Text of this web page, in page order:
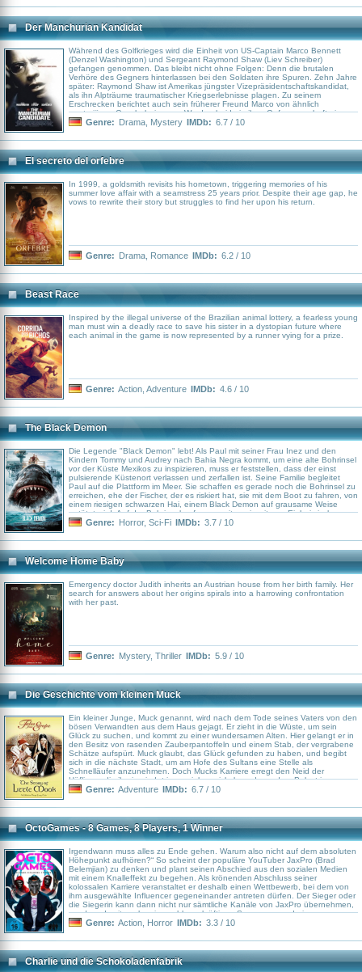
Der Manchurian Kandidat
Während des Golfkrieges wird die Einheit von US-Captain Marco Bennett
(Denzel Washington) und Sergeant Raymond Shaw (Liev Schreiber)
gefangen genommen. Das bleibt nicht ohne Folgen: Denn die brutalen
Verhöre des Gegners hinterlassen bei den Soldaten ihre Spuren. Zehn Jahre
später: Raymond Shaw ist Amerikas jüngster Vizepräsidentschaftskandidat,
als ihn Alpträume traumatischer Kriegserlebnisse plagen. Zu seinem
Erschrecken berichtet auch sein früherer Freund Marco von ähnlich
mysteriösen Geschehnissen… Wurden beide in ihrer Gefangenschaft einer
Gehirnwäsche unterzogen und ist auch Raymonds herrschsüchtige Mutter
Regierung in ihrem Land richtet?
Genre: Drama Mystery IMDb: 6.7 / 10
El secreto del orfebre
In 1999, a goldsmith revisits his hometown, triggering memories of his
summer love affair with a seamstress 25 years prior. Despite their age gap, he
vows to rewrite their story but struggles to find her upon his return.
Genre: Drama Romance IMDb: 6.2 / 10
Beast Race
Inspired by the illegal universe of the Brazilian animal lottery, a fearless young
man must win a deadly race to save his sister in a dystopian future where
each animal in the game is now represented by a runner vying for a prize.
Genre: Action Adventure IMDb: 4.6 / 10
The Black Demon
Die Legende "Black Demon" lebt! Als Paul mit seiner Frau Inez und den
Kindern Tommy und Audrey nach Bahia Negra kommt, um eine alte Bohrinsel
vor der Küste Mexikos zu inspizieren, muss er feststellen, dass der einst
pulsierende Küstenort verlassen und zerfallen ist. Seine Familie begleitet
Paul auf die Plattform im Meer. Sie schaffen es gerade noch die Bohrinsel zu
erreichen, ehe der Fischer, der es riskiert hat, sie mit dem Boot zu fahren, von
einem riesigen schwarzen Hai, einem Black Demon auf grausame Weise
getötet wird. Auf der Bohrinsel gefangen mit zwei weiteren Einheimischen,
beginnt für alle Beteiligten ein brutaler Kampf auf Leben und Tod…
Genre: Horror, Sci-Fi IMDb: 3.7 / 10
Welcome Home Baby
Emergency doctor Judith inherits an Austrian house from her birth family. Her
search for answers about her origins spirals into a harrowing confrontation
with her past.
Genre: Mystery, Thriller IMDb: 5.9 / 10
Die Geschichte vom kleinen Muck
Ein kleiner Junge, Muck genannt, wird nach dem Tode seines Vaters von den
bösen Verwandten aus dem Haus gejagt. Er zieht in die Wüste, um sein
Glück zu suchen, und kommt zu einer wundersamen Alten. Hier gelangt er in
den Besitz von rasenden Zauberpantoffeln und einem Stab, der vergrabene
Schätze aufspürt. Muck glaubt, das Glück gefunden zu haben, und begibt
sich in die nächste Stadt, um am Hofe des Sultans eine Stelle als
Schnelläufer anzunehmen. Doch Mucks Karriere erregt den Neid der
Höflinge, die ihn in ein Intrigenspiel verwickeln und aus dem Palast jagen.
Unterwegs entdeckt er das Geheimnis zweier ungewöhnlicher Feigenbäume,
ihnen Eselsohren an den Kopf zaubert. Er fordert seine gestohlenen
Pantoffeln und das Stöckchen zurück und wandert wieder in die Wüste
hinaus. Nicht Reichtum bedeutet Glück, sondern Freundschaft und
Hilfsbereitschaft.\"
Genre: Adventure IMDb: 6.7 / 10
OctoGames - 8 Games, 8 Players, 1 Winner
Irgendwann muss alles zu Ende gehen. Warum also nicht auf dem absoluten
Höhepunkt aufhören?“ So scheint der populäre YouTuber JaxPro (Brad
Belemjian) zu denken und plant seinen Abschied aus den sozialen Medien
mit einem Knalleffekt zu begehen. Als krönenden Abschluss seiner
kolossalen Karriere veranstaltet er deshalb einen Wettbewerb, bei dem von
ihm ausgewählte Influencer gegeneinander antreten dürfen. Der Sieger oder
die Siegerin kann dann nicht nur sämtliche Kanäle von JaxPro übernehmen,
sondern damit auch seine zahlungskräftigen Sponsoren und eine
astronomisch hohe Anzahl von 150 Millionen Follower*innen aus aller Welt. In
gegeneinander an – wobei die Wettkämpfe graduell intensiver und
herausfordernder werden. Die Spannung steigt, während die Konkurrenten
sich gegenseitig herausfordern und bald versuchen, sich mit allen Mittel
auszustechen …
Genre: Action Horror IMDb: 3.3 / 10
Charlie und die Schokoladenfabrik